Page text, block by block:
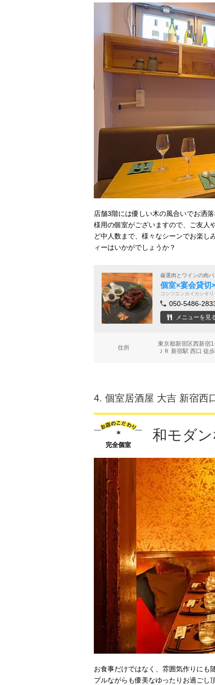
店舗3階には優しい木の風合いでお洒
様用の個室がございますので、ご友人
ど中人数まで、様々なシーンでお楽し
ィーはいかがでしょうか？
厳選肉とワインの肉バ
個室×宴会貸切
コシツエンカイカシキ
050-5486-
メニューを見
住所
東京都新宿区西新
ＪＲ 新宿駅 西口 徒
4. 個室居酒屋 大吉 新宿西
完全個室
和モダン
お食事だけではなく、雰囲気作りにも
プルながらも優美なゆったりお過ごし